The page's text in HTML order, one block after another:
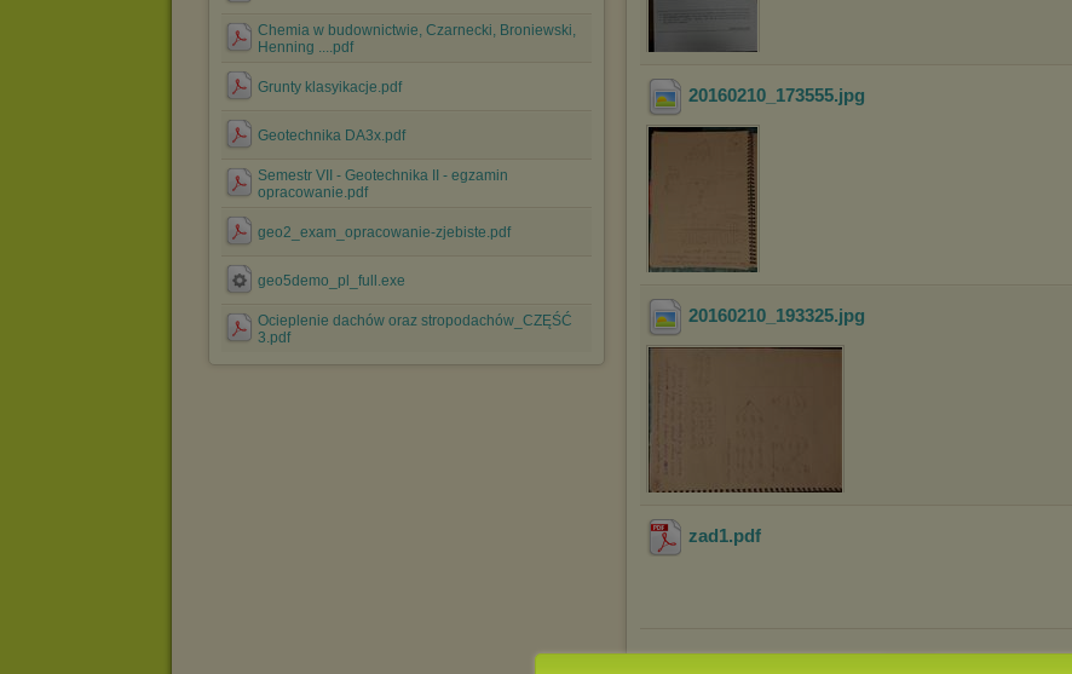
Chemia w budownictwie, Czarnecki, Broniewski,
Henning ....pdf
Grunty klasyikacje.pdf
Geotechnika DA3x.pdf
Semestr VII - Geotechnika II - egzamin
opracowanie.pdf
geo2_exam_opracowanie-zjebiste.pdf
geo5demo_pl_full.exe
Ocieplenie dachów oraz stropodachów_CZĘŚĆ
3.pdf
20160210_173555.jpg
20160210_193325.jpg
zad1.pdf